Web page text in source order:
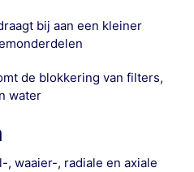
bij aan een kleiner
de blokkering van filters,
water
waaier-, radiale en axiale